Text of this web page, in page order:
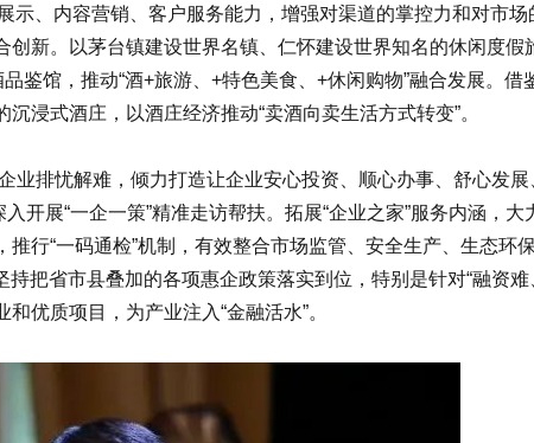
示、内容营销、客户服务能力，增强对渠道的掌控力和对市
新。以茅台镇建设世界名镇、仁怀建设世界知名的休闲度
鉴馆，推动“酒+旅游、+特色美食、+休闲购物”融合发展。
浸式酒庄，以酒庄经济推动“卖酒向卖生活方式转变”。
排忧解难，倾力打造让企业安心投资、顺心办事、舒心发
展“一企一策”精准走访帮扶。拓展“企业之家”服务内涵，
行“一码通检”机制，有效整合市场监管、安全生产、生态环
把省市县叠加的各项惠企政策落实到位，特别是针对“融资
优质项目，为产业注入“金融活水”。